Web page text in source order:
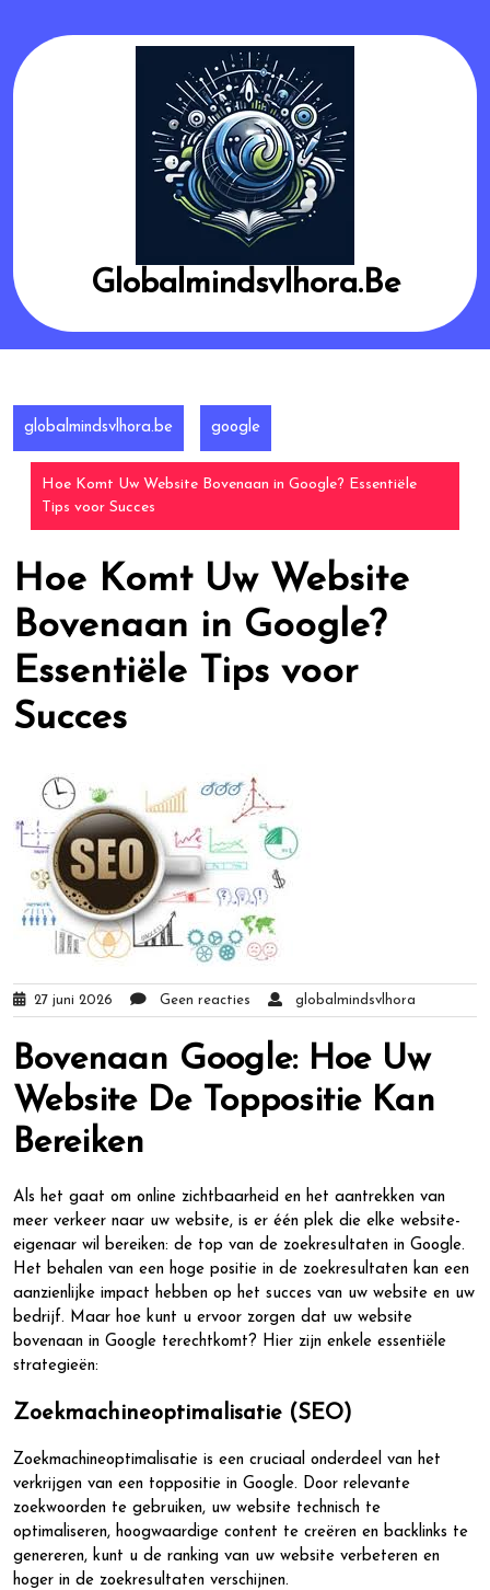
content
Globalmindsvlhora.be
globalmindsvlhora.be google
Hoe Komt Uw Website Bovenaan in Google? Essentiële
Tips voor Succes
Hoe Komt Uw Website
Bovenaan in Google?
Essentiële Tips voor
Succes
27 juni 2026 Geen reacties globalmindsvlhora
Bovenaan Google: Hoe Uw
Website De Toppositie Kan
Bereiken
Als het gaat om online zichtbaarheid en het aantrekken van
meer verkeer naar uw website, is er één plek die elke website-
eigenaar wil bereiken: de top van de zoekresultaten in Google.
Het behalen van een hoge positie in de zoekresultaten kan een
aanzienlijke impact hebben op het succes van uw website en uw
bedrijf. Maar hoe kunt u ervoor zorgen dat uw website
bovenaan in Google terechtkomt? Hier zijn enkele essentiële
strategieën:
Zoekmachineoptimalisatie (SEO)
Zoekmachineoptimalisatie is een cruciaal onderdeel van het
verkrijgen van een toppositie in Google. Door relevante
zoekwoorden te gebruiken, uw website technisch te
optimaliseren, hoogwaardige content te creëren en backlinks te
genereren, kunt u de ranking van uw website verbeteren en
hoger in de zoekresultaten verschijnen.